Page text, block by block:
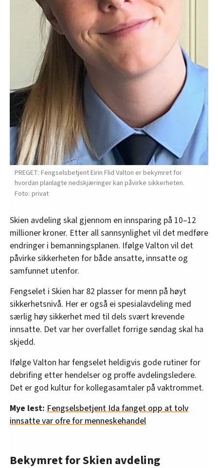
PREGET: Fengselsbetjent Eirin Flid Valton er bekymret for
hvordan planlagte nedskjæringer kan påvirke sikkerheten.
privat
Skien avdeling skal gjennom en innsparing på 10–12
millioner kroner. Etter all sannsynlighet vil det medføre
endringer i bemanningsplanen. Ifølge Valton vil det
påvirke sikkerheten for både ansatte, innsatte og
samfunnet utenfor.
Fengselet i Skien har 82 plasser for menn på høyt
sikkerhetsnivå. Her er også ei spesialavdeling med
særlig høy sikkerhet med til dels svært krevende
innsatte. Det var her overfallet forrige søndag skal ha
skjedd.
Ifølge Valton har fengselet heldigvis gode rutiner for
debrifing etter hendelser og proffe avdelingsledere.
Det er god kultur for kollegasamtaler på vaktrommet.
Mye lest: Fengselsbetjent Ida fanget opp at tolv
innsatte var ofre for menneskehandel
Bekymret for Skien avdeling